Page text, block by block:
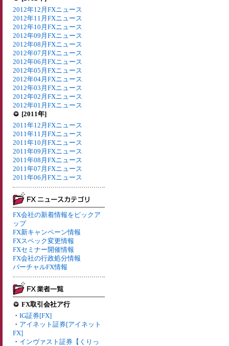
2012年12月FXニュース
2012年11月FXニュース
2012年10月FXニュース
2012年09月FXニュース
2012年08月FXニュース
2012年07月FXニュース
2012年06月FXニュース
2012年05月FXニュース
2012年04月FXニュース
2012年03月FXニュース
2012年02月FXニュース
2012年01月FXニュース
[2011年]
2011年12月FXニュース
2011年11月FXニュース
2011年10月FXニュース
2011年09月FXニュース
2011年08月FXニュース
2011年07月FXニュース
2011年06月FXニュース
FX会社の新着情報をピックア
ップ
FX新キャンペーン情報
FXスペック変更情報
FXセミナー開催情報
FX会社の行政処分情報
バーチャルFX情報
FX取引会社ア行
・ IG証券[FX]
・ アイネット証券[アイネット
FX]
・ インヴァスト証券【くりっ